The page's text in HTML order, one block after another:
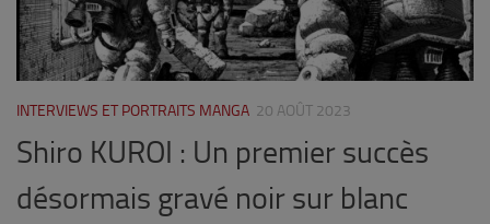
INTERVIEWS ET PORTRAITS MANGA 20 AOÛT 2023
Shiro KUROI : Un premier succès
désormais gravé noir sur blanc